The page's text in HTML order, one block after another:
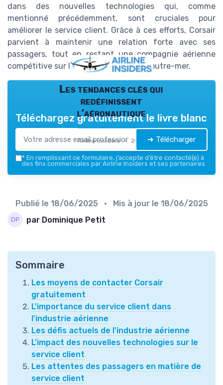
dans des nouvelles technologies qui, comme
mentionné précédemment, sont cruciales pour
améliorer le service client. Grâce à ces efforts, Corsair
parvient à maintenir une relation forte avec ses
passagers, tout en restant une compagnie aérienne
compétitive sur le marché français et outre-mer.
Les tendances clés qui
redéfinissent
l’aéronautique
Airline Insiders — 2026
Téléchargez gratuitement le livre blanc
➔ Télécharger
* En remplissant ce formulaire, j’accepte d’être contacté(e) à
des fins commerciales par Airline Insiders et ses partenaires.
Publié le 18/06/2025 • Mis à jour le 18/06/2025
par Dominique Petit
Sommaire
Les moyens de contacter Corsair
gratuitement
L'importance du service client dans
l'industrie aérienne
Les défis actuels de l'industrie aérienne
L'impact des nouvelles technologies sur le
service client
Les attentes des passagers en matière de
service client